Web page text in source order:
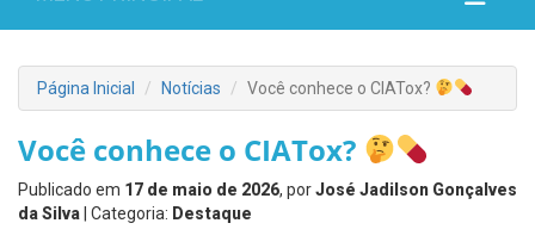
Página Inicial Notícias Você conhece o CIATox?
Você conhece o CIATox?
Publicado em 17 de maio de 2026, porJosé Jadilson Gonçalves
da Silva | Categoria: Destaque